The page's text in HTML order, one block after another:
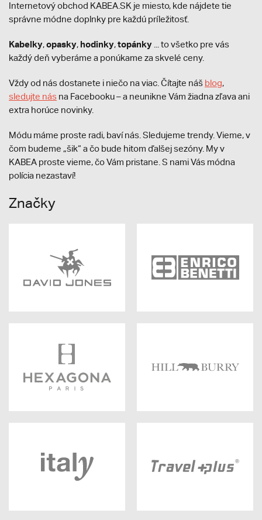
Internetový obchod KABEA.SK je miesto, kde nájdete tie
správne módne doplnky pre každú príležitosť.
Kabelky,opasky, hodinky,topánky ... to všetko pre vás
každý deň vyberáme a ponúkame za skvelé ceny.
Vždy od nás dostanete i niečo na viac. Čítajte náš blog,
sledujte nás na Facebooku – a neunikne Vám žiadna zľava ani
extra horúce novinky.
Módu máme proste radi, baví nás. Sledujeme trendy. Vieme, v
čom budeme „šik“ a čo bude hitom ďalšej sezóny. My v
KABEA proste vieme, čo Vám pristane. S nami Vás módna
polícia nezastaví!
Značky